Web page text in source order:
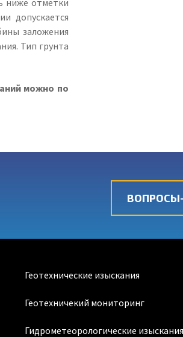
ниже отметки
допускается
заложения
Тип грунта
можно по
Геотехнические изыскания
Геотехничекий мониторинг
Гидрометеорологические изыскания